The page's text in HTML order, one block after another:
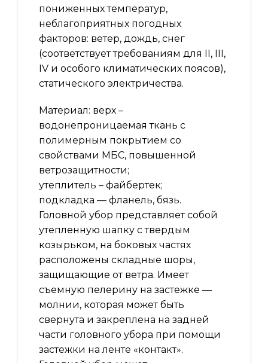
пониженных температур,
неблагоприятных погодных
факторов: ветер, дождь, снег
(соответствует требованиям для II, III,
IV и особого климатических поясов),
статического электричества.
Материал: верх –
водонепроницаемая ткань с
полимерным покрытием со
свойствами МБС, повышенной
ветрозащитности;
утеплитель – файбертек;
подкладка — фланель, бязь.
Головной убор представляет собой
утепленную шапку с твердым
козырьком, на боковых частях
расположены складные шоры,
защищающие от ветра. Имеет
съемную пелерину на застежке —
молнии, которая может быть
свернута и закреплена на задней
части головного убора при помощи
застежки на ленте «контакт».